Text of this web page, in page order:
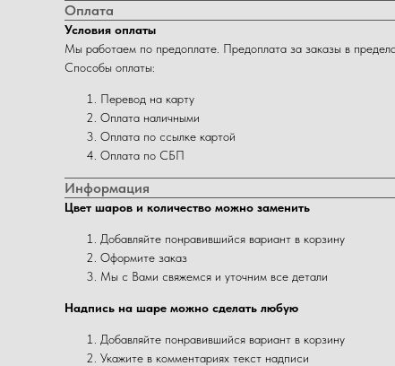
Оплата
Условия оплаты
Мы работаем по предоплате. Предоплата за заказы в
Способы оплаты:
Перевод на карту
Оплата наличными
Оплата по ссылке картой
Оплата по СБП
Информация
Цвет шаров и количество можно заменить
Добавляйте понравившийся вариант в корзину
Оформите заказ
Мы с Вами свяжемся и уточним все детали
Надпись на шаре можно сделать любую
Добавляйте понравившийся вариант в корзину
Укажите в комментариях текст надписи